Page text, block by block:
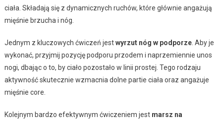
ciała. Składają się z dynamicznych ruchów, które głównie angażują
mięśnie brzucha i nóg.
Jednym z kluczowych ćwiczeń jestwyrzut nóg w podporze. Aby je
wykonać, przyjmij pozycję podporu przodem i naprzemiennie unos
nogi, dbając o to, by ciało pozostało w linii prostej. Tego rodzaju
aktywność skutecznie wzmacnia dolne partie ciała oraz angażuje
mięśnie core.
Kolejnym bardzo efektywnym ćwiczeniem jest marsz na